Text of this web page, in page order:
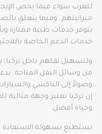
للعرب سواء فيما يخص
ميزانيتهم. وفيما يتعلق
بتوفر خدمات طبية ممتازة
خدمات الدعم الخاصة
ولتسهيل نقلهم داخل تركيا،
من وسائل النقل المتاحة.
وصولاً إلى التاكسي
إن تركيا تعتبر وجهة
وحياة أفضل.
تستطيع بسهولة